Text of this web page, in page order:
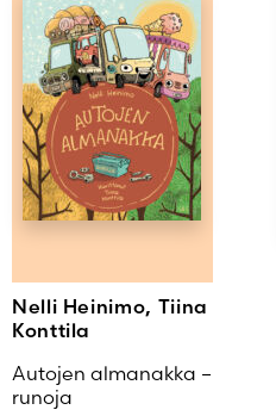
Nelli Heinimo, Tiina
Konttila
Autojen almanakka –
runoja